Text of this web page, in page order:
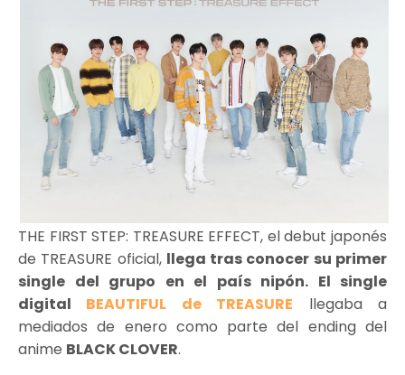
THE FIRST STEP: TREASURE EFFECT, el debut japonés
de TREASURE oficial, llega tras conocer su primer
single del grupo en el país nipón. El single
digital BEAUTIFUL de TREASURE llegaba a
mediados de enero como parte del ending del
anime BLACK CLOVER.